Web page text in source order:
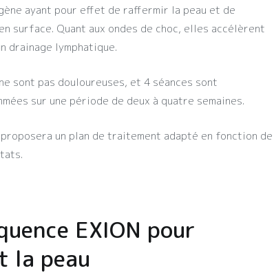
ayant pour effet de raffermir la peau et de
surface. Quant aux ondes de choc, elles accélèrent
drainage lymphatique.
sont pas douloureuses, et 4 séances sont
sur une période de deux à quatre semaines.
un plan de traitement adapté en fonction de
EXION pour
la peau